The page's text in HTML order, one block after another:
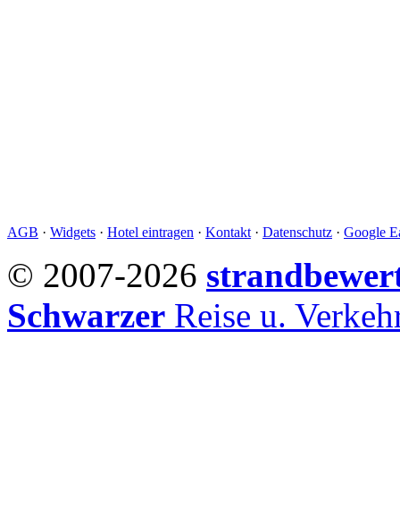
AGB · Widgets · Hotel eintragen · Kontakt · Datenschutz · Google
© 2007-2026
Schwarzer Reise u.